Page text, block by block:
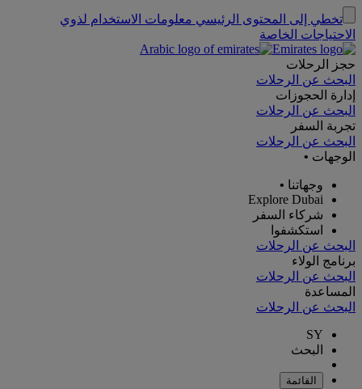
تخطي إلى المحتوى الرئيسي معلومات الاستخدام لذوي
الاحتياجات الخاصة
حجز الرحلات
البحث عن الرحلات
إدارة الحجوزات
البحث عن الرحلات
تجربة السفر
البحث عن الرحلات
الوجهات •
وجهاتنا •
Explore Dubai
شركاء السفر
استكشفوا
البحث عن الرحلات
برنامج الولاء
البحث عن الرحلات
المساعدة
البحث عن الرحلات
SY
البحث
القائمة